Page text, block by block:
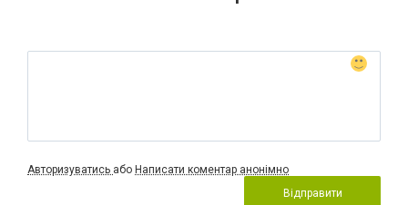
Авторизуватись або Написати коментар анонімно
Відправити